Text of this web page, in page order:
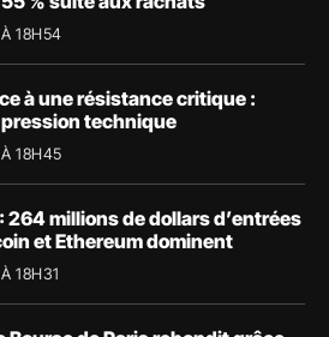
18H54
à une résistance critique :
pression technique
18H45
264 millions de dollars d’entrées
et Ethereum dominent
18H31